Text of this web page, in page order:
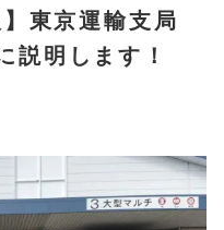
東京運輸支局
説明します！